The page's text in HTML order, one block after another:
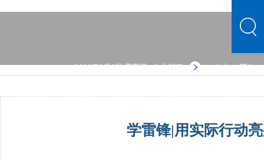
2026年8月6日 星期四企业邮箱 中文 | 繁体
中文首页 公司概况 文化品牌 新闻中心 主营业务
党群建设
学雷锋|用实际行动